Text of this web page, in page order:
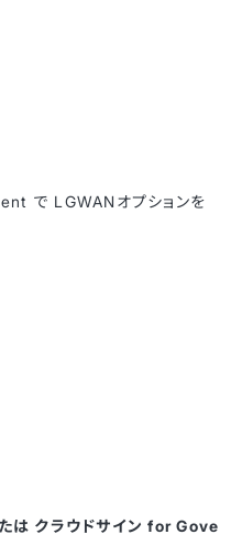
で LGWANオプションを
は クラウドサイン for Gove